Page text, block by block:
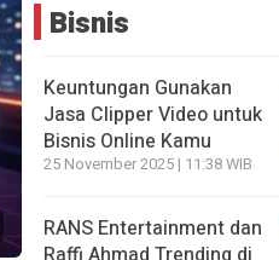
Bisnis
Keuntungan Gunakan
Jasa Clipper Video untuk
Bisnis Online Kamu
25 November 2025 | 11:38 WIB
RANS Entertainment dan